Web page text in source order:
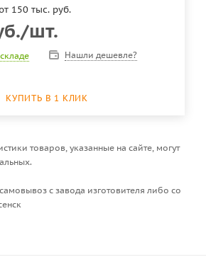
150 тыс. руб.
/шт.
Нашли дешевле?
КУПИТЬ В 1 КЛИК
товаров, указанные на сайте, могут
с завода изготовителя либо со